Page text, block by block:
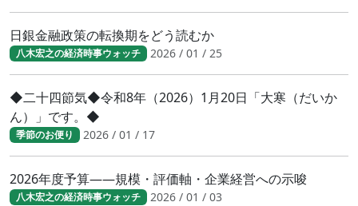
日銀金融政策の転換期をどう読むか
八木宏之の経済時事ウォッチ 2026 / 01 / 25
◆二十四節気◆令和8年（2026）1月20日「大寒（だいか
ん）」です。◆
季節のお便り 2026 / 01 / 17
2026年度予算――規模・評価軸・企業経営への示唆
八木宏之の経済時事ウォッチ 2026 / 01 / 03